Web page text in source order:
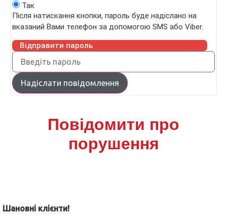
Так
Після натискання кнопки, пароль буде надіслано на
вказаний Вами телефон за допомогою SMS або Viber.
Відправити пароль
Надіслати повідомлення
Повідомити про
порушення
Шановні клієнти!